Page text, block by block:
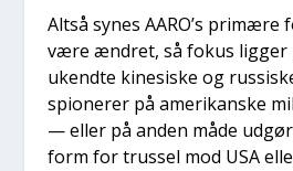
Alt­så synes AARO’s pri­mæ­re
være ændret, så fokus lig­ger
ukend­te kine­si­ske og
spio­ne­rer på ame­ri­kan­ske
— eller på anden måde
form for trus­sel mod USA